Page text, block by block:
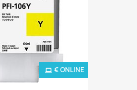
€ ONLINE